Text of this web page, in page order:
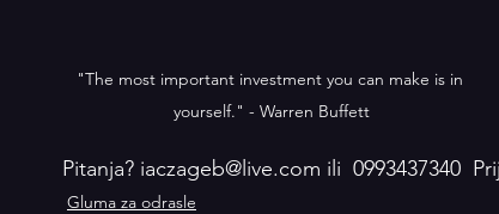
"The most important investment you can make is in
yourself." - Warren Buffett
Pitanja? iaczageb@live.com ili  0993437340
Gluma za odrasle